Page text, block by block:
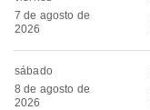
7 de agosto de
2026
sábado
8 de agosto de
2026